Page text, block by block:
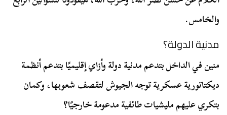
والخامس.
مدنية الدولة؟
منين في الداخل بتدعم مدنية دولة وأزاي إقليميًا بتدعم أنظمة
ديكتاتورية عسكرية توجه الجيوش لتقصف شعوبها، وكمان
بتكري عليهم مليشيات طائفية مدعومة خارجيًا؟